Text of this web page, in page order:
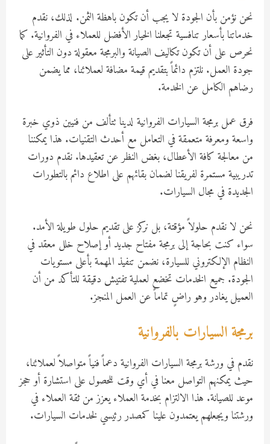
نحن نؤمن بأن الجودة لا يجب أن تكون باهظة الثمن. لذلك، نقدم
خدماتنا بأسعار تنافسية تجعلنا الخيار الأفضل للعملاء في الفروانية. كما
نحرص على أن تكون تكاليف الصيانة والبرمجة معقولة دون التأثير على
جودة العمل. نلتزم دائماً بتقديم قيمة مضافة لعملائنا، مما يضمن
رضاهم الكامل عن الخدمة.
فرق عمل برمجة السيارات الفروانية لدينا تتألف من فنيين ذوي خبرة
واسعة ومعرفة متعمقة في التعامل مع أحدث التقنيات. هذا يمكننا
من معالجة كافة الأعطال، بغض النظر عن تعقيدها. نقدم دورات
تدريبية مستمرة لفريقنا لضمان بقائهم على اطلاع دائم بالتطورات
الجديدة في مجال السيارات.
نحن لا نقدم حلولاً مؤقتة، بل نركز على تقديم حلول طويلة الأمد.
سواء كنت بحاجة إلى برمجة مفتاح جديد أو إصلاح خلل معقد في
النظام الإلكتروني للسيارة، نضمن تنفيذ المهمة بأعلى مستويات
الجودة. جميع الخدمات تخضع لعملية تفتيش دقيقة للتأكد من أن
العميل يغادر وهو راضٍ تماماً عن العمل المنجز.
برمجة السيارات بالفروانية
نقدم في ورشة برمجة السيارات الفروانية دعماً فنياً متواصلاً لعملائنا،
حيث يمكنهم التواصل معنا في أي وقت للحصول على استشارة أو حجز
موعد للصيانة. هذا الالتزام بخدمة العملاء يعزز من ثقة العملاء في
ورشتنا ويجعلهم يعتمدون علينا كمصدر رئيسي لخدمات السيارات.